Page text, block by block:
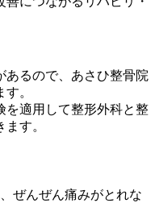
あるので、あさひ整骨院
。
を適用して整形外科と整
す。
ぜんぜん痛みがとれな